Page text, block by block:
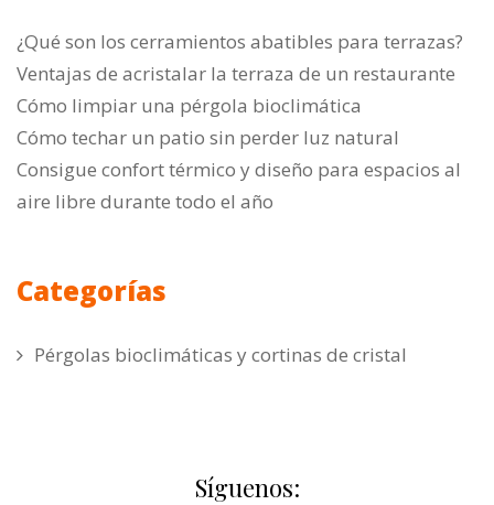
¿Qué son los cerramientos abatibles para terrazas?
Ventajas de acristalar la terraza de un restaurante
Cómo limpiar una pérgola bioclimática
Cómo techar un patio sin perder luz natural
Consigue confort térmico y diseño para espacios al
aire libre durante todo el año
Categorías
Pérgolas bioclimáticas y cortinas de cristal
Síguenos: